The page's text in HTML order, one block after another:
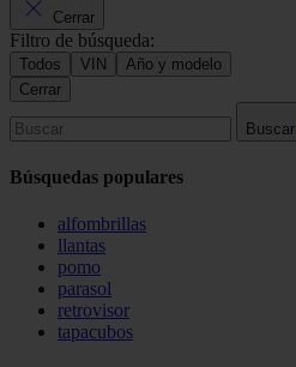
Cerrar
Filtro de búsqueda:
Todos VIN
Año y modelo
Cerrar
Buscar
Búsquedas populares
alfombrillas
llantas
pomo
parasol
retrovisor
tapacubos